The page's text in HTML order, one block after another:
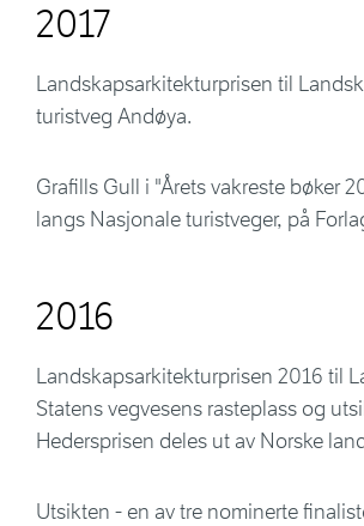
2017
Landskapsarkitekturprisen til
turistveg Andøya.
Grafills Gull i "Årets vakreste bøker
langs Nasjonale turistveger, på
2016
Landskapsarkitekturprisen 2016 til
Statens vegvesens rasteplass og
Hedersprisen deles ut av Norske
Utsikten - en av tre nominerte